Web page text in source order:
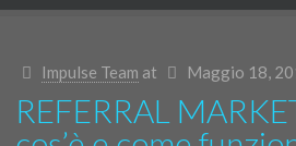
Impulse Team at Maggio 18,
REFERRAL